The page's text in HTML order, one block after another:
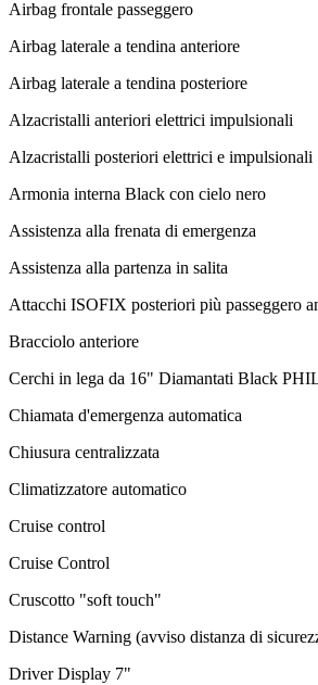
Airbag frontale passeggero
Airbag laterale a tendina anteriore
Airbag laterale a tendina posteriore
Alzacristalli anteriori elettrici impulsionali
Alzacristalli posteriori elettrici e impulsionali
Armonia interna Black con cielo nero
Assistenza alla frenata di emergenza
Assistenza alla partenza in salita
Attacchi ISOFIX posteriori più passeggero
Bracciolo anteriore
Cerchi in lega da 16" Diamantati Black
Chiamata d'emergenza automatica
Chiusura centralizzata
Climatizzatore automatico
Cruise control
Cruise Control
Cruscotto "soft touch"
Distance Warning (avviso distanza di
Driver Display 7"